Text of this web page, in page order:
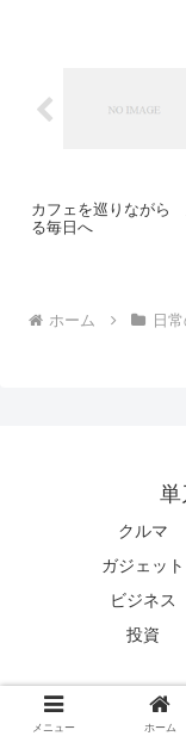
カフェを巡りながら
る毎日へ
ホーム 日
単
クルマ
ガジェット
ビジネス
投資
©
メニュー ホーム